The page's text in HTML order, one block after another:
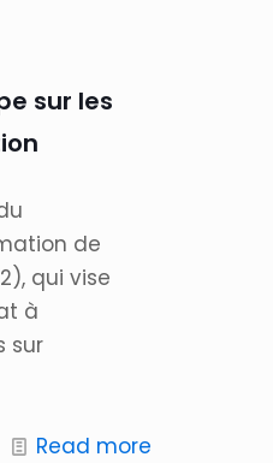
sur les
de
qui vise
à
sur
Read more